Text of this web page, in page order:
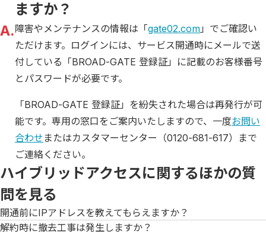
ますか？
A.障害やメンテナンスの情報は「gate02.com 」でご確認い
ただけます。ログインには、サービス開通時にメールで送
付している「BROAD-GATE 登録証」に記載のお客様番号
とパスワードが必要です。
「BROAD-GATE 登録証」を紛失された場合は再発行が可
能です。専用の窓口をご案内いたしますので、一度お問い
合わせ またはカスタマーセンター（0120-681-617）まで
ご連絡ください。
ハイブリッドアクセスに関するほかの質
問を見る
開通前にIPアドレスを教えてもらえますか？
解約時に撤去工事は発生しますか？